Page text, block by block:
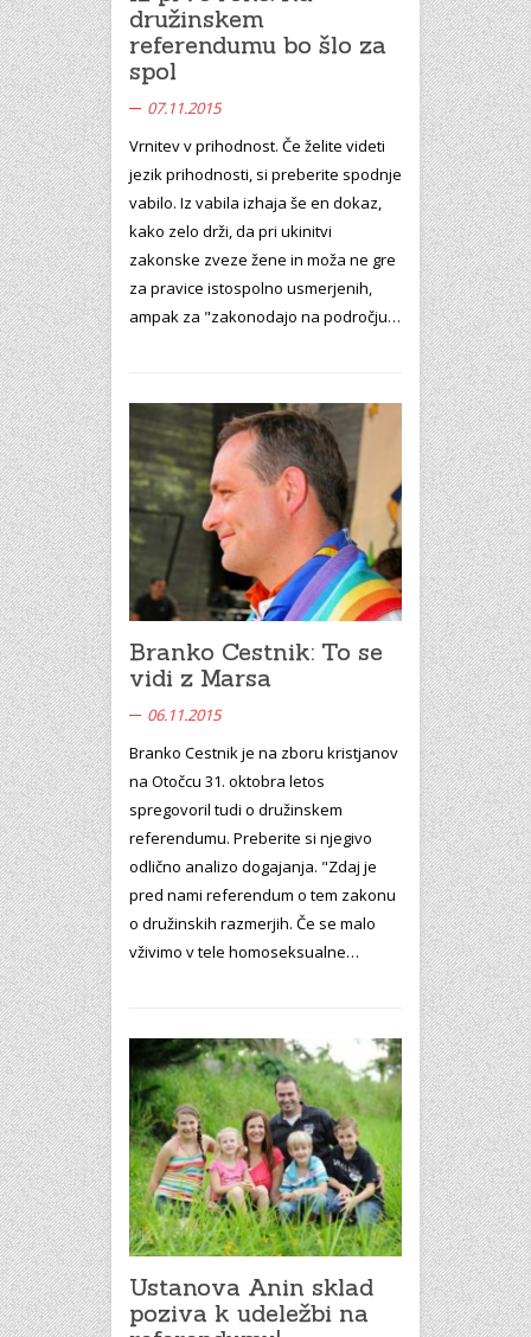
družinskem
referendumu bo šlo za
spol
07.11.2015
Vrnitev v prihodnost. Če želite videti
jezik prihodnosti, si preberite spodnje
vabilo. Iz vabila izhaja še en dokaz,
kako zelo drži, da pri ukinitvi
zakonske zveze žene in moža ne gre
za pravice istospolno usmerjenih,
ampak za "zakonodajo na področju…
Branko Cestnik: To se
vidi z Marsa
06.11.2015
Branko Cestnik je na zboru kristjanov
na Otočcu 31. oktobra letos
spregovoril tudi o družinskem
referendumu. Preberite si njegivo
odlično analizo dogajanja. "Zdaj je
pred nami referendum o tem zakonu
o družinskih razmerjih. Če se malo
vživimo v tele homoseksualne…
Ustanova Anin sklad
poziva k udeležbi na